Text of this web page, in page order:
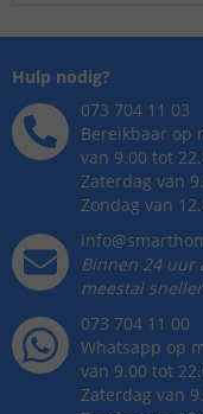
Hulp nodig?
073 704 11 03
Bereikbaar op
van 9.00 tot
Zaterdag van
Zondag van
Binnen 24 uur
meestal
073 704 11 00
Whatsapp op
van 9.00 tot
Zaterdag van